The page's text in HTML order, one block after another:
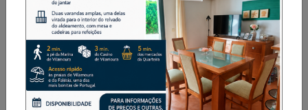
ATITUDE EXEMPLAR
Desporto Destaque